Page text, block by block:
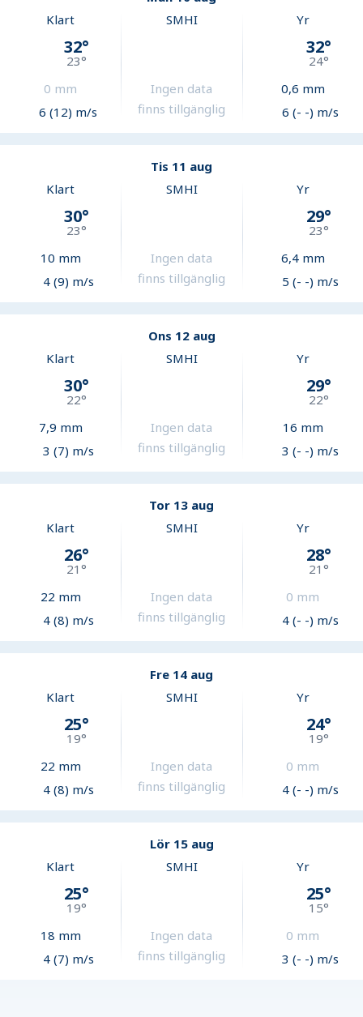
Klart
32°
23°
0 mm
6 (12) m/s
SMHI
Ingen data
finns tillgänglig
Yr
32°
24°
0,6 mm
6 (- -) m/s
Tis 11 aug
Klart
30°
23°
10 mm
4 (9) m/s
SMHI
Ingen data
finns tillgänglig
Yr
29°
23°
6,4mm
5 (- -) m/s
Ons 12 aug
Klart
30°
22°
7,9 mm
3 (7) m/s
SMHI
Ingen data
finns tillgänglig
Yr
29°
22°
16 mm
3 (- -) m/s
Tor 13 aug
Klart
26°
21°
22 mm
4 (8) m/s
SMHI
Ingen data
finns tillgänglig
Yr
28°
21°
0 mm
4 (- -) m/s
Fre 14 aug
Klart
25°
19°
22 mm
4 (8) m/s
SMHI
Ingen data
finns tillgänglig
Yr
24°
19°
0 mm
4 (- -) m/s
Lör 15 aug
Klart
25°
19°
18 mm
4 (7) m/s
SMHI
Ingen data
finns tillgänglig
Yr
25°
15°
0 mm
3 (- -) m/s